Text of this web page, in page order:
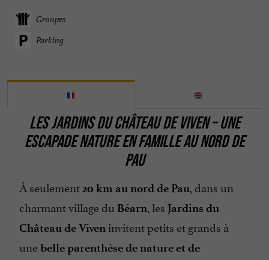
Groupes
Parking
LES JARDINS DU CHÂTEAU DE VIVEN – UNE
ESCAPADE NATURE EN FAMILLE AU NORD DE
PAU
À seulement20 km au nord de Pau, dans un
charmant village du Béarn, les Jardins du
Château de Viven invitent petits et grands à
unebelle parenthèse de nature et de